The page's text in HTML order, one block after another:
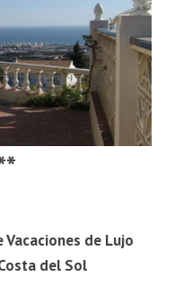
de Lujo
del Sol